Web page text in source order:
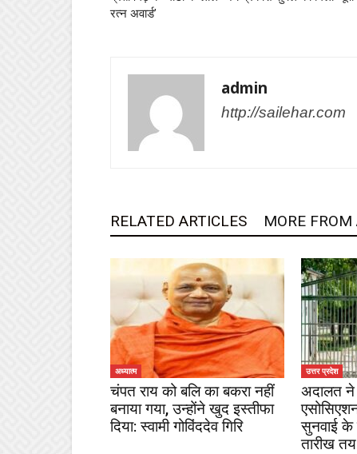
रत्न अवार्ड’
admin
http://sailehar.com
RELATED ARTICLES MORE
अध्यात्म
चंपत राय को बलि का बकरा नहीं
बनाया गया, उन्होंने खुद इस्तीफा
दिया: स्वामी गोविंददेव गिरि
उत्तर प्रदेश
अदालत ने
सुनवाई के
तारीख